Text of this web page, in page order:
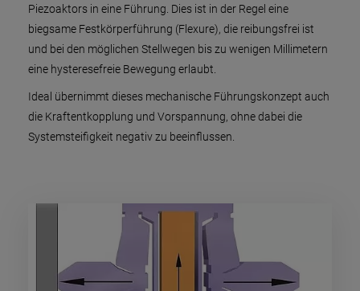
Piezoaktors in eine Führung. Dies ist in der Regel eine
biegsame Festkörperführung (Flexure), die reibungsfrei ist
und bei den möglichen Stellwegen bis zu wenigen Millimetern
eine hysteresefreie Bewegung erlaubt.
Ideal übernimmt dieses mechanische Führungskonzept auch
die Kraftentkopplung und Vorspannung, ohne dabei die
Systemsteifigkeit negativ zu beeinflussen.